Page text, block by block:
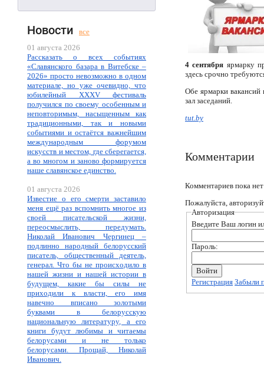
Новости
все
01 августа 2026
Рассказать о всех событиях
«Славянского базара в Витебске –
2026» просто невозможно в одном
материале, но уже очевидно, что
юбилейный XXXV фестиваль
получился по своему особенным и
неповторимым, насыщенным как
традиционными, так и новыми
событиями и остаётся важнейшим
международным форумом
искусств и местом, где сберегается,
а во многом и заново формируется
наше славянское единство.
01 августа 2026
Известие о его смерти заставило
меня ещё раз вспомнить многое из
своей писательской жизни,
переосмыслить, передумать.
Николай Иванович Чергинец –
подлинно народный белорусский
писатель, общественный деятель,
генерал. Что бы не происходило в
нашей жизни и нашей истории в
будущем, какие бы силы не
приходили к власти, его имя
навечно вписано золотыми
буквами в белорусскую
национальную литературу, а его
книги будут любимы и читаемы
белорусами и не только
белорусами. Прощай, Николай
Иванович.
4 сентября ярмарку
здесь срочно
Обе ярмарки вакансий
зал заседаний.
tut.by
Комментарии
Комментариев пока нет
Пожалуйста,
Авторизация
Введите Ваш логин
Пароль:
Регистрация Забыли